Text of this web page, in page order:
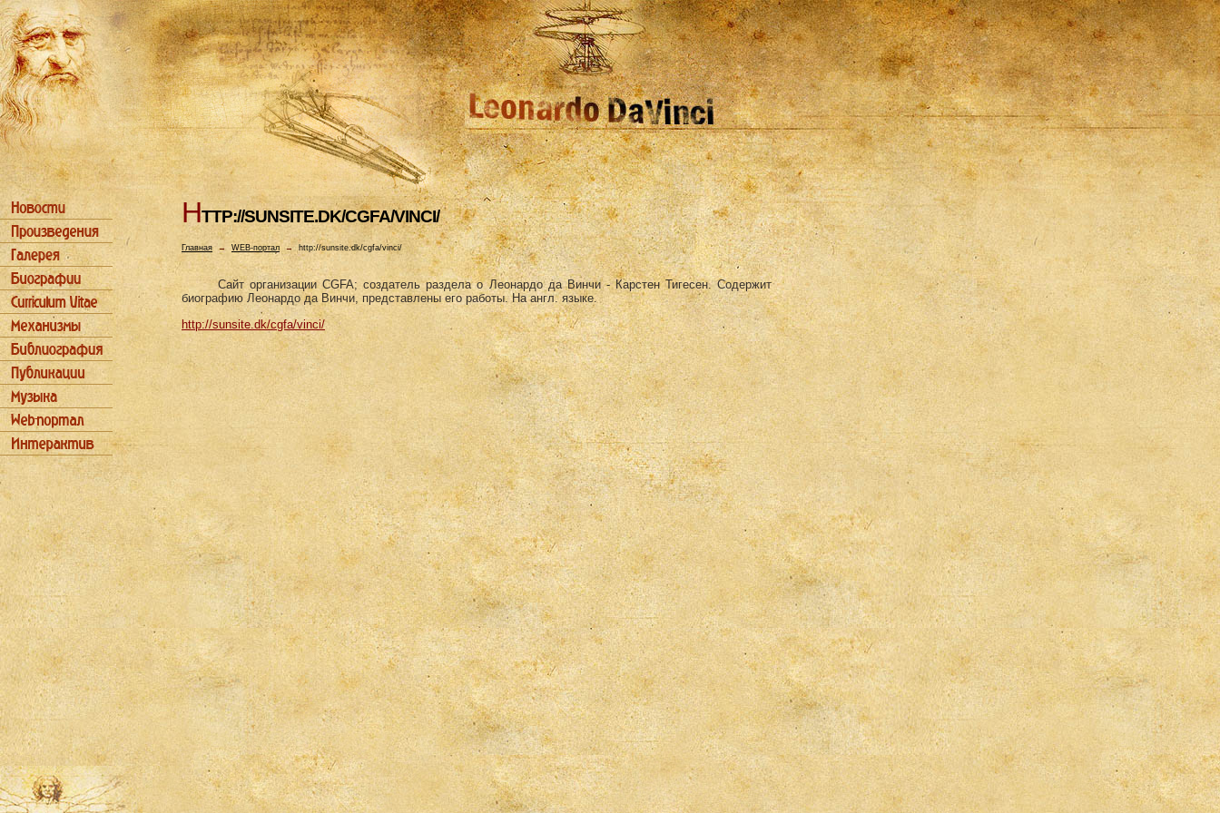
HTTP://SUNSITE.DK/CGFA/VINCI/
Главная→ WEB-портал → http://sunsite.dk/cgfa/vinci/
Сайт организации CGFA; создатель раздела о Леонардо да Винчи - Карстен Тигесен. Содержит
биографию Леонардо да Винчи, представлены его работы. На англ. языке.
http://sunsite.dk/cgfa/vinci/